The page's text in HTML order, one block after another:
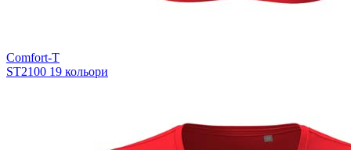
Comfort-T
ST2100 19 кольори